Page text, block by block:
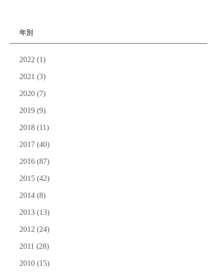
年別
2022 (1)
2021 (3)
2020 (7)
2019 (9)
2018 (11)
2017 (40)
2016 (87)
2015 (42)
2014 (8)
2013 (13)
2012 (24)
2011 (28)
2010 (15)